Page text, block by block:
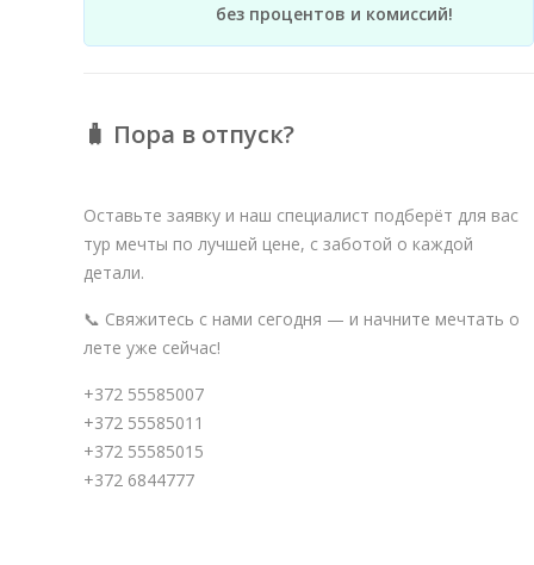
без процентов и комиссий!
🧳 Пора в отпуск?
Оставьте заявку и наш специалист подберёт для вас
тур мечты по лучшей цене, с заботой о каждой
детали.
📞 Свяжитесь с нами сегодня — и начните мечтать о
лете уже сейчас!
+372 55585007
+372 55585011
+372 55585015
+372 6844777